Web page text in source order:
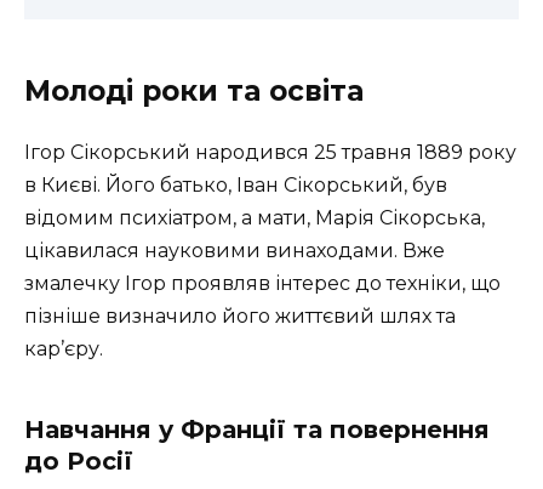
Молоді роки та освіта
Ігор Сікорський народився 25 травня 1889 року
в Києві. Його батько, Іван Сікорський, був
відомим психіатром, а мати, Марія Сікорська,
цікавилася науковими винаходами. Вже
змалечку Ігор проявляв інтерес до техніки, що
пізніше визначило його життєвий шлях та
кар’єру.
Навчання у Франції та повернення
до Росії